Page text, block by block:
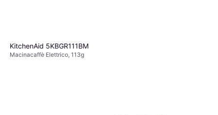
KitchenAid 5KBGR111BM
Macinacaffè Elettrico, 113g